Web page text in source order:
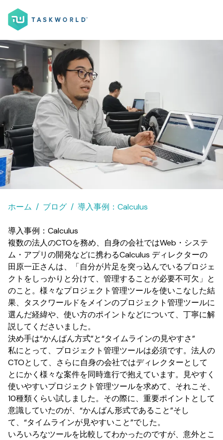
ホーム ブログ 導入事例：Calculus
導入事例：Calculus
複数の法人のCTOを務め、自身の会社ではWeb・システ
ム・アプリの開発などに携わるCalculus ディレクターの
田原一正さんは、「自分が片足を突っ込んでいるプロジェ
クトをしっかりと分けて、管理することが必要不可欠」と
のこと。様々なプロジェクト管理ツールを使いこなした結
果、タスクワールドをメインのプロジェクト管理ツールに
選んだ経緯や、使い方のポイントなどについて、丁寧に解
説してくださいました。
決め手は“かんばん方式”と“タイムラインの見やすさ”
私にとって、プロジェクト管理ツールは必須です。法人の
CTOとして、さらに自身の会社ではディレクターとして
とにかく様々な案件を同時進行で抱えています。見やすく
使いやすいプロジェクト管理ツールを求めて、それこそ、
10種類くらい試しました。その際に、重要ポイントとして
意識していたのが、“かんばん形式であること”そし
て、“タイムラインが見やすいこと”でした。
いろいろなツールを比較してわかったのですが、意外とこ